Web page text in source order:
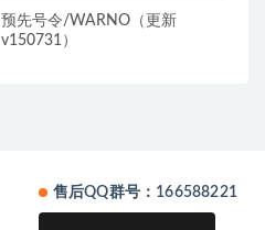
预先号令/WARNO（更新
v150731）
售后QQ群号：166588221